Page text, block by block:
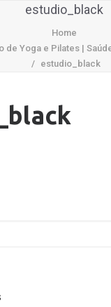
estudio_black
Home
de Yoga e Pilates |
estudio_black